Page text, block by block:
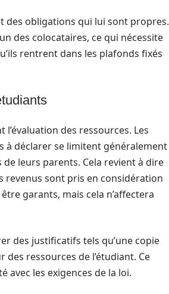
des obligations qui lui sont propres.
des colocataires, ce qui nécessite
rentrent dans les plafonds fixés
des ressources. Les
à déclarer se limitent généralement
leurs parents. Cela revient à dire
revenus sont pris en considération
garants, mais cela n’affectera
des justificatifs tels qu’une copie
des ressources de l’étudiant. Ce
les exigences de la loi.